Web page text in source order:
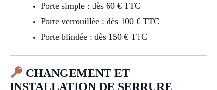
Porte simple : dès 60 € TTC
Porte verrouillée : dès 100 € TTC
Porte blindée : dès 150 € TTC
CHANGEMENT ET
INSTALLATION DE SERRURE